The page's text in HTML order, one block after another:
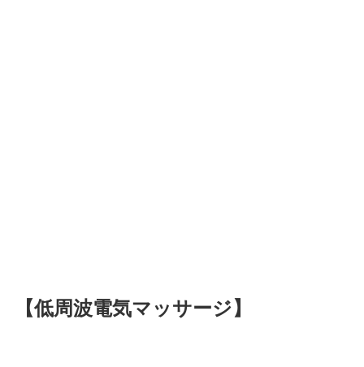
【低周波電気マッサージ】